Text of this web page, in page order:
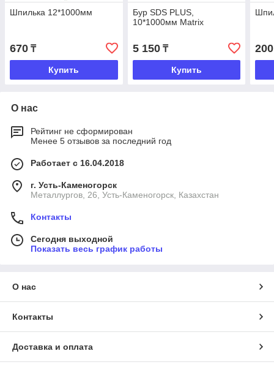
Шпилька 12*1000мм
670 ₸
Купить
Бур SDS PLUS,
10*1000мм Matrix
5 150₸
Купить
200
О нас
Рейтинг не сформирован
Менее 5 отзывов за последний год
Работает с 16.04.2018
г. Усть-Каменогорск
Металлургов, 26, Усть-Каменогорск, Казахстан
Контакты
Сегодня выходной
Показать весь график работы
О нас
Контакты
Доставка и оплата